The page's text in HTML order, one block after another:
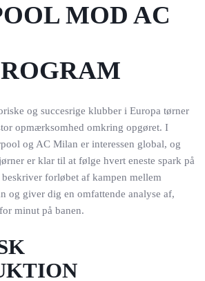
MOD AC
og succesrige klubber i Europa tørner
opmærksomhed omkring opgøret. I
og AC Milan er interessen global, og
er klar til at følge hvert eneste spark på
forløbet af kampen mellem
og giver dig en omfattende analyse af,
minut på banen.